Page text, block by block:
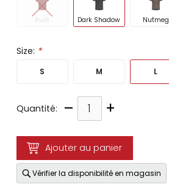
Rust Dark Shadow Nutmeg
Size: *
S M L
Quantité: – +
Ajouter au panier
Vérifier la disponibilité en magasin